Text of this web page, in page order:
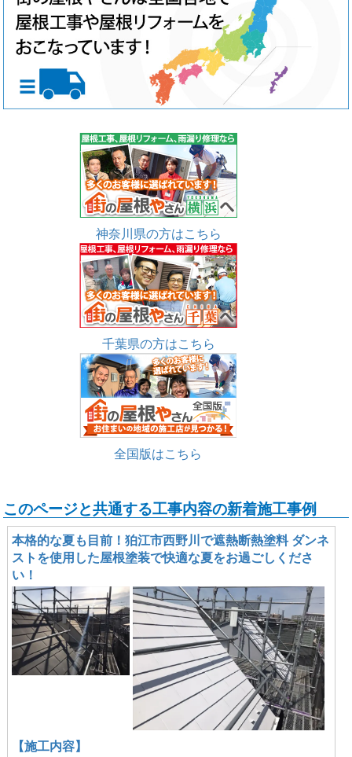
神奈川県の方はこちら
千葉県の方はこちら
全国版はこちら
このページと共通する工事内容の新着施工事例
本格的な夏も目前！狛江市西野川で遮熱断熱塗料 ダンネ
ストを使用した屋根塗装で快適な夏をお過ごしくださ
い！
【施工内容】